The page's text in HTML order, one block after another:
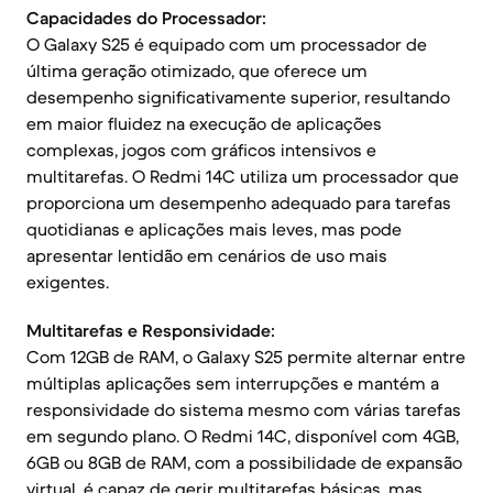
Capacidades do Processador:
O Galaxy S25 é equipado com um processador de
última geração otimizado, que oferece um
desempenho significativamente superior, resultando
em maior fluidez na execução de aplicações
complexas, jogos com gráficos intensivos e
multitarefas. O Redmi 14C utiliza um processador que
proporciona um desempenho adequado para tarefas
quotidianas e aplicações mais leves, mas pode
apresentar lentidão em cenários de uso mais
exigentes.
Multitarefas e Responsividade:
Com 12GB de RAM, o Galaxy S25 permite alternar entre
múltiplas aplicações sem interrupções e mantém a
responsividade do sistema mesmo com várias tarefas
em segundo plano. O Redmi 14C, disponível com 4GB,
6GB ou 8GB de RAM, com a possibilidade de expansão
virtual, é capaz de gerir multitarefas básicas, mas